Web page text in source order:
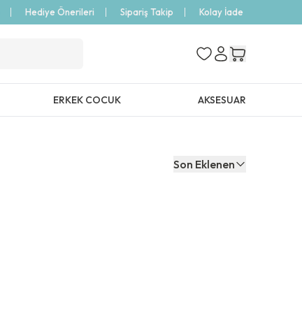
Hediye Önerileri Sipariş Takip Kolay İade
ERKEK COCUK AKSESUAR
Son Eklenen